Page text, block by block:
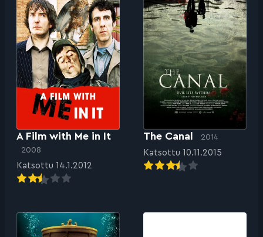
A Film with Me in It
2008
Katsottu 14.1.2012
The Canal 2014
Katsottu 10.11.2015